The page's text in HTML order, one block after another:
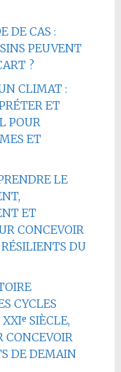
DE CAS :
PEUVENT
?
CLIMAT :
ET
POUR
ET
LE
ET
CONCEVOIR
DU
CYCLES
SIÈCLE,
CONCEVOIR
DE DEMAIN